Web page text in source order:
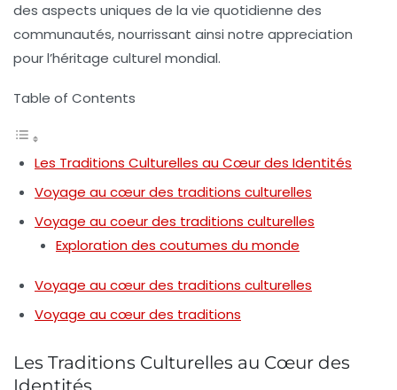
des aspects uniques de la vie quotidienne des
communautés, nourrissant ainsi notre appreciation
pour l’héritage culturel mondial.
Table of Contents
Les Traditions Culturelles au Cœur des Identités
Voyage au cœur des traditions culturelles
Voyage au coeur des traditions culturelles
Exploration des coutumes du monde
Voyage au cœur des traditions culturelles
Voyage au cœur des traditions
Les Traditions Culturelles au Cœur des